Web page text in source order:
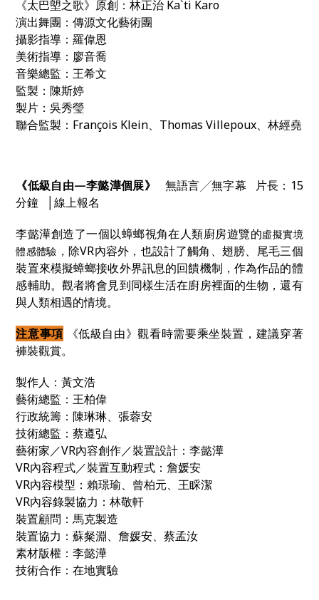
《太巴塱之歌》原創：林正治 Ka`ti Karo
演出舞團：傳源文化藝術團
攝影指導：羅偉恩
美術指導：廖音喬
音樂總監：王希文
監製：陳斯婷
製片：吳秀瑩
聯合監製：François Klein、Thomas Villepoux、林經堯
《低級自由—李懿澕個展》 無語言╱無字幕 片長：15
分鐘 │線上報名
李懿澕創造了一個以蟑螂視角在人類廚房遊覽的虛擬實境
體感體驗 ，除VR內容外，也設計了觸角、翅膀、尾毛三個
裝置來模擬蟑螂接收外界訊息的回饋機制，作為作品的體
感輔助。觀者將會見到同樣生活在廚房裡面的生物，還有
與人類相遇的情境。
注意事項 《低級自由》觀看時需要乘坐裝置，建議穿著
褲裝觀賞。
製作人：黃文浩
藝術總監：王柏偉
行政統籌：陳琳琳、張蓉安
技術總監：蔡遵弘
藝術家／VR內容創作／裝置設計：李懿澕
VR內容程式／裝置互動程式：詹媛安
VR內容模型：賴璟瑜、曾柏元、王睬潔
VR內容錄製協力：林敬軒
裝置顧問：馬克製造
裝置協力：蘇粲淵、詹媛安、蔡孟汝
素材版權：李懿澕
技術合作：在地實驗